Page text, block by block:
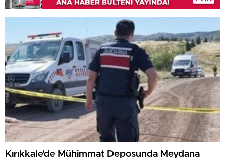
Kırıkkale’de Mühimmat Deposunda Meydana